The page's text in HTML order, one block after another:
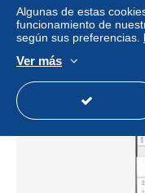
Estatus
Algunas de estas
funcionamiento de
según sus preferencias.
Ver más